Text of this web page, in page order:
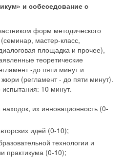
и собеседование с
форм методического
мастер-класс,
площадка и прочее),
теоретические
-до пяти минут и
(регламент - до пяти минут).
10 минут.
находок, их инновационность (0-
идей (0-10);
технологии и
практикума (0-10);